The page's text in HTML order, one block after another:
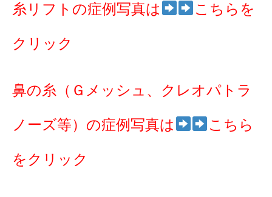
糸リフトの症例写真は こちらを
クリック
鼻の糸（Ｇメッシュ、クレオパトラ
ノーズ等）の症例写真は こちら
をクリック